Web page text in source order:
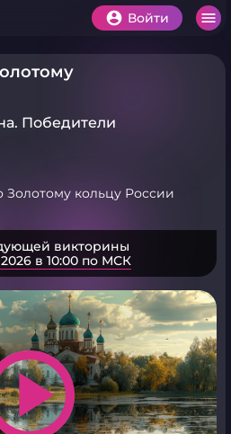
Войти
Победители
Золотому кольцу России
викторины
2026 в 10:00 по МСК